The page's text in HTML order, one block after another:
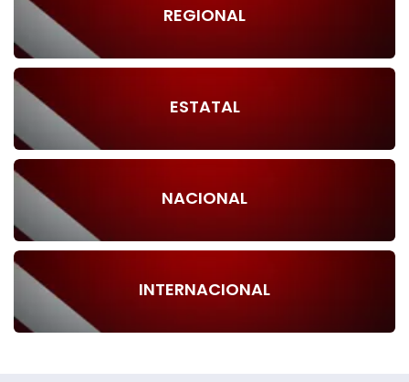
REGIONAL
ESTATAL
NACIONAL
INTERNACIONAL